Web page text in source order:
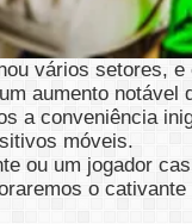
vários setores,
aumento
a conveniência
móveis.
ou um jogador
o